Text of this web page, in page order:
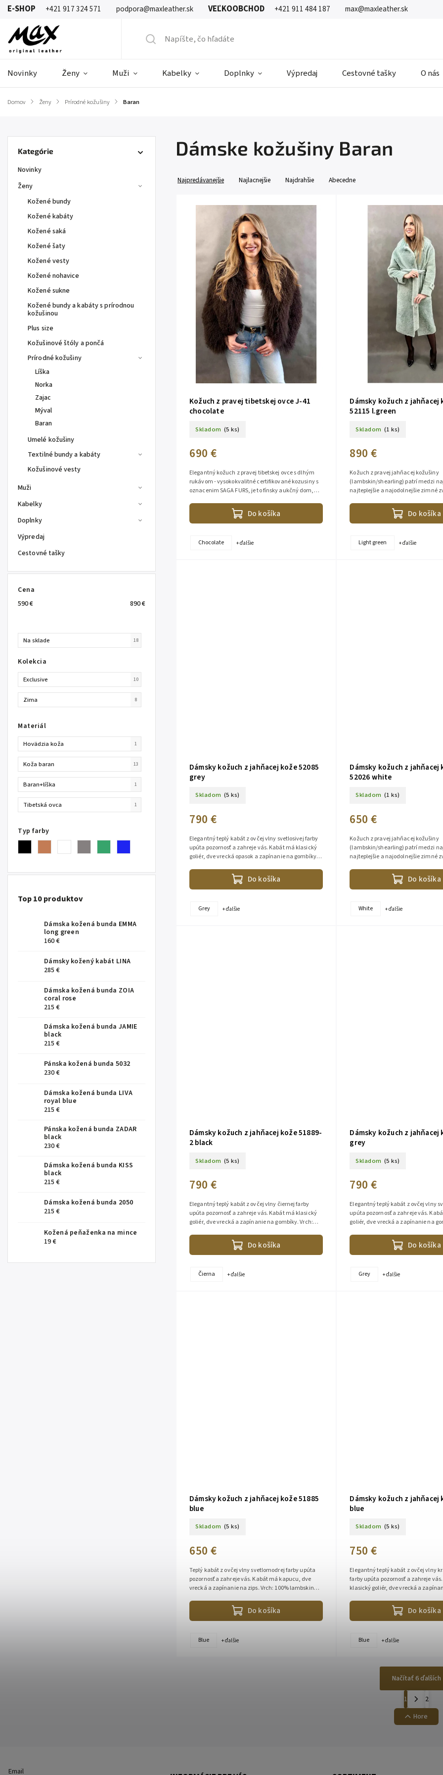
E-SHOP +421 917 324 571 podpora@maxleather.sk VEĽKOOBCHOD +421 911 484 187 max@maxleather.sk
Novinky Ženy Muži Kabelky Doplnky Výpredaj Cestovné tašky O nás
Domov / Ženy / Prírodné kožušiny / Baran
Kategórie
Novinky
Ženy
Kožené bundy
Kožené kabáty
Kožené saká
Kožené šaty
Kožené vesty
Kožené nohavice
Kožené sukne
Kožené bundy a kabáty s prírodnou
kožušinou
Plus size
Kožušinové štóly a pončá
Prírodné kožušiny
Líška
Norka
Zajac
Mýval
Baran
Umelé kožušiny
Textilné bundy a kabáty
Kožušinové vesty
Muži
Kabelky
Doplnky
Výpredaj
Cestovné tašky
Cena
590€ 890€
Na sklade 18
Kolekcia
Exclusive 10
Zima 8
Materiál
Hovädzia koža 1
Koža baran 13
Baran+líška 1
Tibetská ovca 1
Typ farby
Top 10 produktov
Dámska kožená bunda EMMA
long green
160 €
Dámsky kožený kabát LINA
285 €
Dámska kožená bunda ZOIA
coral rose
215 €
Dámska kožená bunda JAMIE
black
215 €
Pánska kožená bunda 5032
230 €
Dámska kožená bunda LIVA
royal blue
215 €
Pánska kožená bunda ZADAR
black
230 €
Dámska kožená bunda KISS
black
215 €
Dámska kožená bunda 2050
215 €
Kožená peňaženka na mince
19 €
Dámske kožušiny Baran
Najpredávanejšie Najlacnejšie Najdrahšie Abecedne
Kožuch z pravej tibetskej ovce J-41
chocolate
Skladom (5 ks)
690 €
Do košíka
Elegantný kožuch z pravej tibetskej ovce s dlhým
rukávom - vysokokvalitné certifikované kozusiny s
oznacenim SAGA FURS, je to fínsky aukčný dom,
Chocolate + ďalšie
Dámsky kožuch z jahňacej
52115 l.green
Skladom (1 ks)
890 €
Do košíka
Kožuch z pravej jahňacej kožušiny
(lambskin/shearling) patrí medzi
najteplejšie a najodolnejšie zimné
Light green + ďalšie
Dámsky kožuch z jahňacej kože 52085
grey
Skladom (5 ks)
790 €
Do košíka
Elegantný teplý kabát z ovčej vlny svetlosivej farby
upúta pozornosť a zahreje vás. Kabát má klasický
goliér, dve vrecká opasok a zapínanie na gombíky.
Grey + ďalšie
Dámsky kožuch z jahňacej
52026 white
Skladom (1 ks)
650 €
Do košíka
Kožuch z pravej jahňacej kožušiny
(lambskin/shearling) patrí medzi
najteplejšie a najodolnejšie zimné
White + ďalšie
Dámsky kožuch z jahňacej kože 51889-
2 black
Skladom (5 ks)
790 €
Do košíka
Elegantný teplý kabát z ovčej vlny čiernej farby
upúta pozornosť a zahreje vás. Kabát má klasický
goliér, dve vrecká a zapínanie na gombíky. Vrch:
Čierna + ďalšie
Dámsky kožuch z jahňacej
grey
Skladom (5 ks)
790 €
Do košíka
Elegantný teplý kabát z ovčej vlny
upúta pozornosť a zahreje vás.
goliér, dve vrecká a zapínanie na
Grey + ďalšie
Dámsky kožuch z jahňacej kože 51885
blue
Skladom (5 ks)
650 €
Do košíka
Teplý kabát z ovčej vlny svetlomodrej farby upúta
pozornosť a zahreje vás. Kabát má kapucu, dve
vrecká a zapínanie na zips. Vrch: 100% lambskin
Blue + ďalšie
Dámsky kožuch z jahňacej
blue
Skladom (5 ks)
750 €
Do košíka
Elegantný teplý kabát z ovčej vlny
farby upúta pozornosť a zahreje
klasický goliér, dve vrecká a
Blue + ďalšie
Načítať 6 ďalších
1
2
Hore
Email